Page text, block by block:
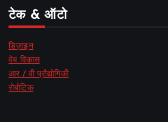
टेक & ऑटो
डिज़ाइन
वेब विकास
आर / वी प्रौद्योगिकी
रोबोटिक